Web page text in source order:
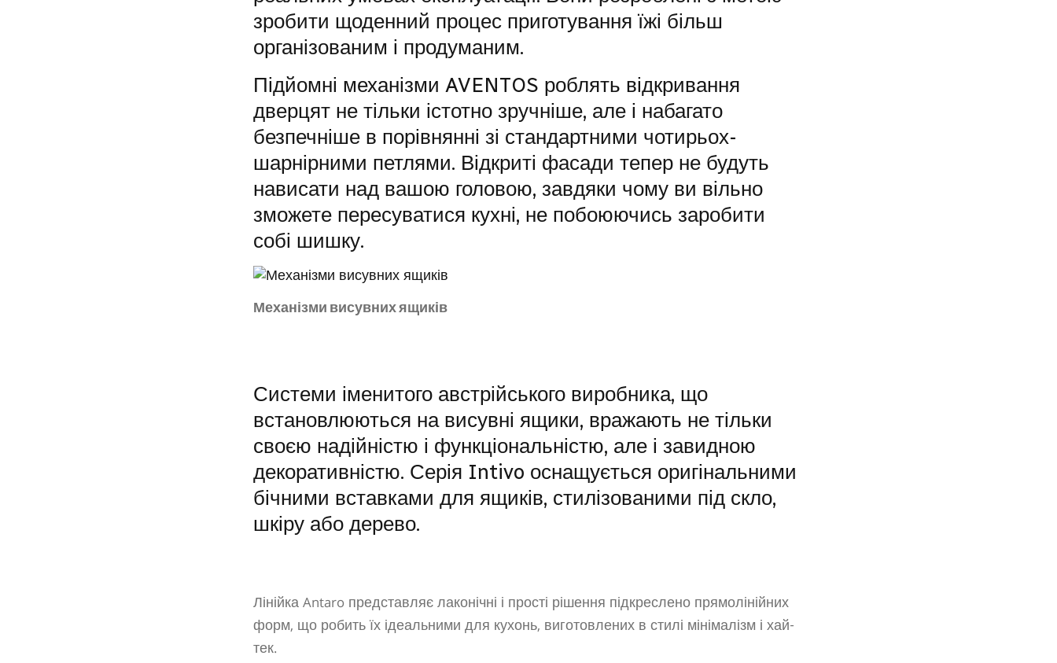
зробити щоденний процес приготування їжі більш
організованим і продуманим.
Підйомні механізми AVENTOS роблять відкривання
дверцят не тільки істотно зручніше, але і набагато
безпечніше в порівнянні зі стандартними чотирьох-
шарнірними петлями. Відкриті фасади тепер не будуть
нависати над вашою головою, завдяки чому ви вільно
зможете пересуватися кухні, не побоюючись заробити
собі шишку.
Механізми висувних ящиків
Системи іменитого австрійського виробника, що
встановлюються на висувні ящики, вражають не тільки
своєю надійністю і функціональністю, але і завидною
декоративністю. Серія Intivo оснащується оригінальними
бічними вставками для ящиків, стилізованими під скло,
шкіру або дерево.
Лінійка Antaro представляє лаконічні і прості рішення підкреслено прямолінійних
форм, що робить їх ідеальними для кухонь, виготовлених в стилі мінімалізм і хай-
тек.